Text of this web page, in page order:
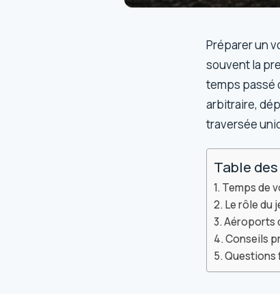
Préparer un
souvent la
temps passé
arbitraire,
traversée
Table
Temps de
Le rôle du
Aéroports
Conseils
Questions